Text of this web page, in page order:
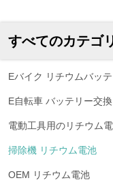
すべてのカテゴ
Eバイク リチウムバッ
E自転車 バッテリー交換
電動工具用のリチウム
掃除機 リチウム電池
OEM リチウム電池